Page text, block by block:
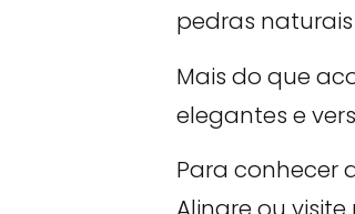
pedras
Mais do que
elegantes e
Para conhecer